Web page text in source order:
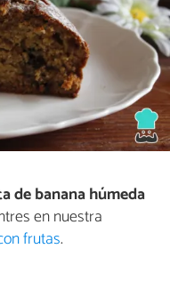
de banana húmeda
en nuestra
frutas.